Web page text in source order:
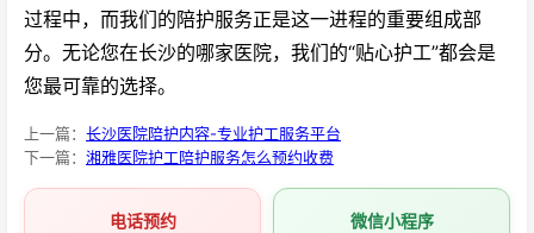
过程中，而我们的陪护服务正是这一进程的重要组成部
分。无论您在长沙的哪家医院，我们的“贴心护工”都会是
您最可靠的选择。
上一篇： 长沙医院陪护内容-专业护工服务平台
下一篇： 湘雅医院护工陪护服务怎么预约收费
电话预约 微信小程序